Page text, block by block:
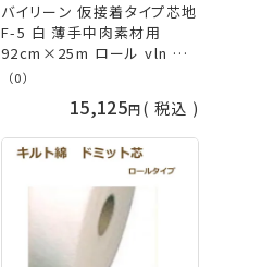
バイリーン 仮接着タイプ芯地
F-5 白 薄手中肉素材用
92cm×25m ロール vln 手
芸の山久
（0）
15,125 税込